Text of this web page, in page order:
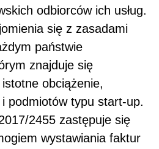
odbiorców ich usług.
się z zasadami
państwie
znajduje się
obciążenie,
i podmiotów typu start-up.
2455 zastępuje się
wystawiania faktur